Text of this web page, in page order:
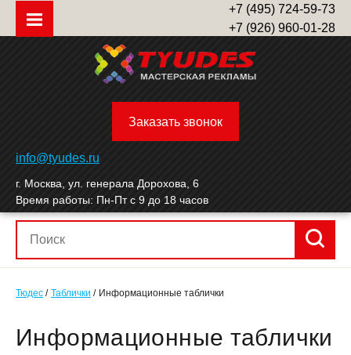
+7 (495) 724-59-73
+7 (926) 960-01-28
Заказать звонок
info@tyudes.ru
г. Москва, ул. генерала Дорохова, 6
Время работы: Пн-Пт с 9 до 18 часов
Тюдес Таблички Информационные таблички
Ин­форма­ци­он­ные таб­лички